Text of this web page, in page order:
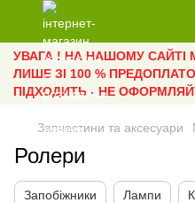
УВАГА ! НА НАШОМУ
ЛИШЕ ЗІ 100 %
ПІДХОДИТЬ - НЕ
Запчастини та аксесуари
Ролери
Запобіжники Лампи